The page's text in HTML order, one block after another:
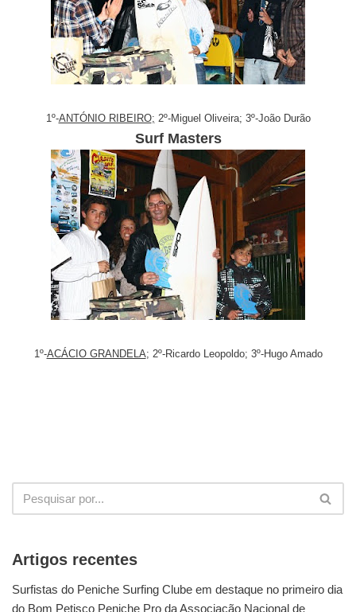
1º-ANTÓNIO RIBEIRO; 2º-Miguel Oliveira; 3º-João Durão
Surf Masters
1º-ACÁCIO GRANDELA; 2º-Ricardo Leopoldo; 3º-Hugo Amado
Artigos recentes
Surfistas do Peniche Surfing Clube em destaque no primeiro dia
do Bom Petisco Peniche Pro da Associação Nacional de